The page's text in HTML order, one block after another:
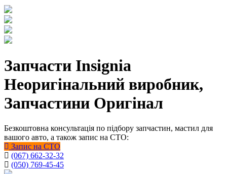
Запчасти Insignia
Неоригінальний виробник,
Запчастини Оригінал
Безкоштовна консультація по підбору запчастин, мастил для
вашого авто, а також запис на СТО:
Запис на СТО
(067) 662-32-32
(050) 769-45-45